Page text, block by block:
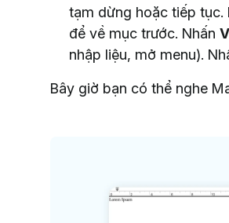
tạm dừng hoặc tiếp tục.
để về mục trước. Nhấn
nhập liệu, mở menu).
Bây giờ bạn có thể nghe